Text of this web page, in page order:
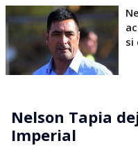
si
Nelson Tapia
Imperial